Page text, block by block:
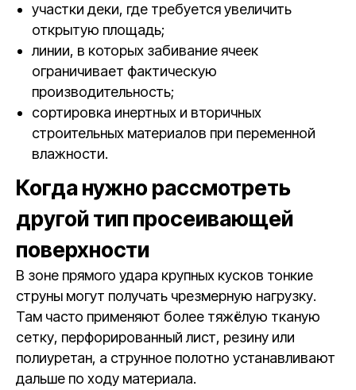
участки деки, где требуется увеличить
открытую площадь;
линии, в которых забивание ячеек
ограничивает фактическую
производительность;
сортировка инертных и вторичных
строительных материалов при переменной
влажности.
Когда нужно рассмотреть
другой тип просеивающей
поверхности
В зоне прямого удара крупных кусков тонкие
струны могут получать чрезмерную нагрузку.
Там часто применяют более тяжёлую тканую
сетку, перфорированный лист, резину или
полиуретан, а струнное полотно устанавливают
дальше по ходу материала.